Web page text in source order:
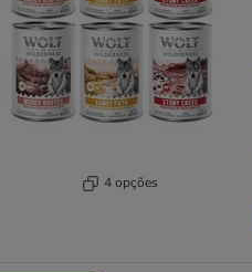
4 opções